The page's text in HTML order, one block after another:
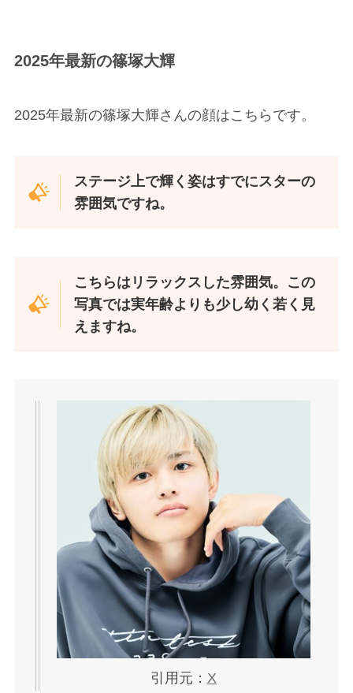
2025年最新の篠塚大輝
2025年最新の篠塚大輝さんの顔はこちらです。
ステージ上で輝く姿はすでにスターの
雰囲気ですね。
こちらはリラックスした雰囲気。この
写真では実年齢よりも少し幼く若く見
えますね。
引用元： X